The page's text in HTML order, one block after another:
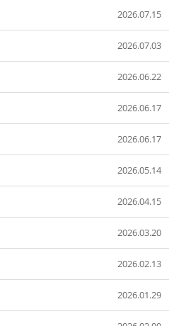
2026.07.15
2026.07.03
2026.06.22
2026.06.17
2026.06.17
2026.05.14
2026.04.15
2026.03.20
2026.02.13
2026.01.29